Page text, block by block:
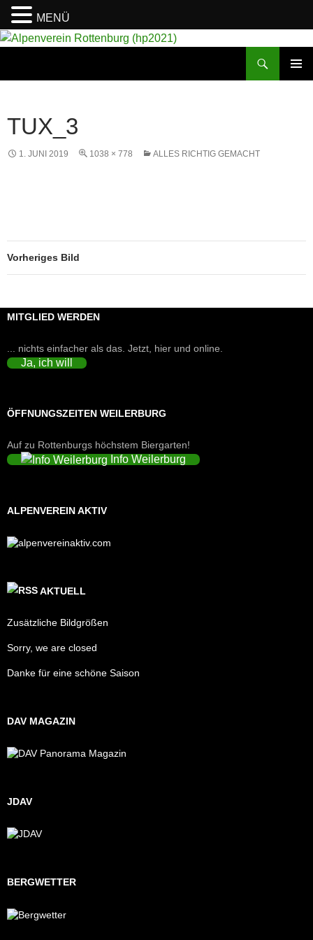
TUX_3
1. JUNI 2019 1038 × 778 ALLES RICHTIG GEMACHT
Vorheriges Bild
MITGLIED WERDEN
... nichts einfacher als das. Jetzt, hier und online.
Ja, ich will
ÖFFNUNGSZEITEN WEILERBURG
Auf zu Rottenburgs höchstem Biergarten!
Info Weilerburg
ALPENVEREIN AKTIV
AKTUELL
Zusätzliche Bildgrößen
Sorry, we are closed
Danke für eine schöne Saison
DAV MAGAZIN
JDAV
BERGWETTER
MENÜ